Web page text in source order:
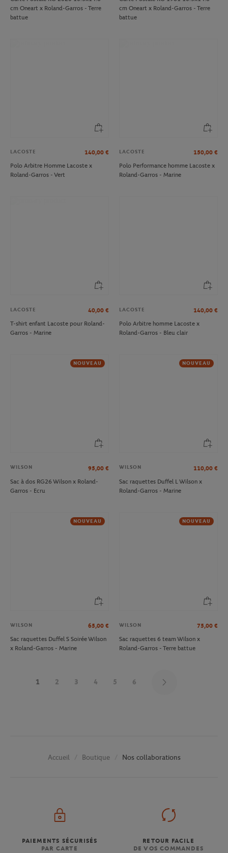
cm Oneart x Roland-Garros - Terre
battue
cm Oneart x Roland-Garros - Terre
battue
LACOSTE 140,00 €
Polo Arbitre Homme Lacoste x
Roland-Garros - Vert
LACOSTE 150,00 €
Polo Performance homme Lacoste x
Roland-Garros - Marine
LACOSTE 40,00 €
T-shirt enfant Lacoste pour Roland-
Garros - Marine
LACOSTE 140,00 €
Polo Arbitre homme Lacoste x
Roland-Garros - Bleu clair
NOUVEAU
WILSON 95,00 €
Sac à dos RG26 Wilson x Roland-
Garros - Ecru
NOUVEAU
WILSON 110,00 €
Sac raquettes Duffel L Wilson x
Roland-Garros - Marine
NOUVEAU
WILSON 65,00 €
Sac raquettes Duffel S Soirée Wilson
x Roland-Garros - Marine
NOUVEAU
WILSON 75,00 €
Sac raquettes 6 team Wilson x
Roland-Garros - Terre battue
1 2 3 4 5 6
Accueil Boutique Nos collaborations
PAIEMENTS SÉCURISÉS
PAR CARTE
RETOUR FACILE
DE VOS COMMANDES